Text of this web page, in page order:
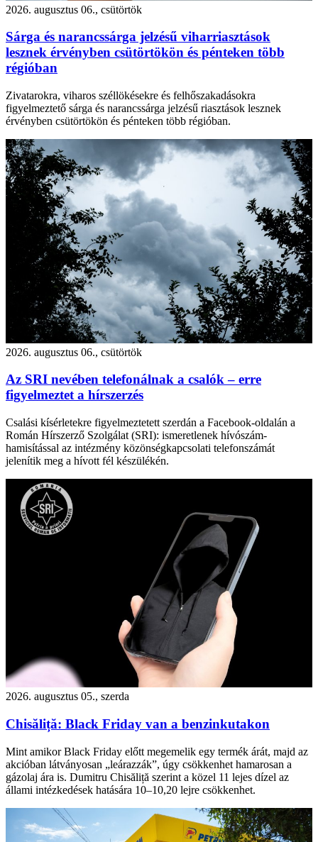
2026. augusztus 06., csütörtök
Sárga és narancssárga jelzésű viharriasztások
lesznek érvényben csütörtökön és pénteken több
régióban
Zivatarokra, viharos széllökésekre és felhőszakadásokra
figyelmeztető sárga és narancssárga jelzésű riasztások lesznek
érvényben csütörtökön és pénteken több régióban.
2026. augusztus 06., csütörtök
Az SRI nevében telefonálnak a csalók – erre
figyelmeztet a hírszerzés
Csalási kísérletekre figyelmeztetett szerdán a Facebook-oldalán a
Román Hírszerző Szolgálat (SRI): ismeretlenek hívószám-
hamisítással az intézmény közönségkapcsolati telefonszámát
jelenítik meg a hívott fél készülékén.
2026. augusztus 05., szerda
Chisăliță: Black Friday van a benzinkutakon
Mint amikor Black Friday előtt megemelik egy termék árát, majd az
akcióban látványosan „leárazzák”, úgy csökkenhet hamarosan a
gázolaj ára is. Dumitru Chisăliță szerint a közel 11 lejes dízel az
állami intézkedések hatására 10–10,20 lejre csökkenhet.